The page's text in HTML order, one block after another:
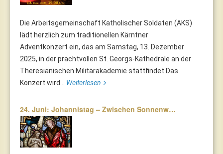
Die Arbeitsgemeinschaft Katholischer Soldaten (AKS)
lädt herzlich zum traditionellen Kärntner
Adventkonzert ein, das am Samstag, 13. Dezember
2025, in der prachtvollen St. Georgs-Kathedrale an der
Theresianischen Militärakademie stattfindet.Das
Konzert wird... Weiterlesen
24. Juni: Johannistag – Zwischen Sonnenw…